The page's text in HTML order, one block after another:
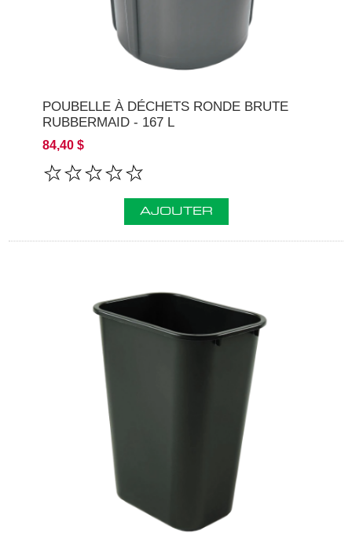
POUBELLE À DÉCHETS RONDE BRUTE
RUBBERMAID - 167 L
84,40 $
AJOUTER